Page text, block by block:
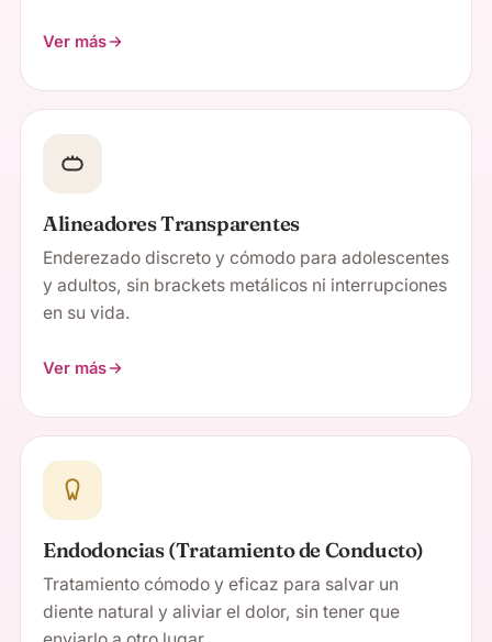
Ver más
Alineadores Transparentes
Enderezado discreto y cómodo para adolescentes
y adultos, sin brackets metálicos ni interrupciones
en su vida.
Ver más
Endodoncias (Tratamiento de Conducto)
Tratamiento cómodo y eficaz para salvar un
diente natural y aliviar el dolor, sin tener que